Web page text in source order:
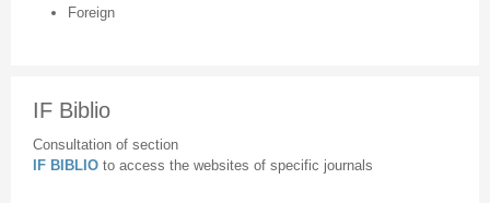
Foreign
IF Biblio
Consultation of section
IF BIBLIO to access the websites of specific journals